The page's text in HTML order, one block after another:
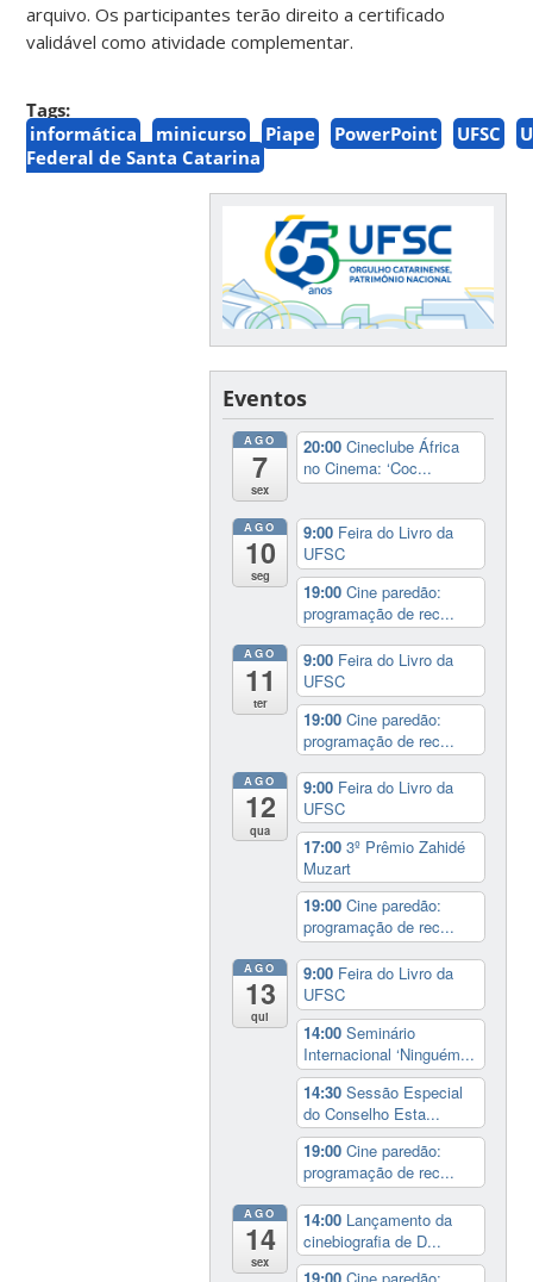
arquivo.Os participantes terão direito a certificado
validável como atividade complementar.
Tags:
informática
minicurso Piape PowerPoint UFSC
Federal de Santa Catarina
Eventos
AGO
7
sex
20:00Cineclube África
no Cinema: ‘Coc...
AGO
10
seg
9:00 Feira do Livro da
UFSC
19:00Cine paredão:
programação de rec...
AGO
11
ter
9:00 Feira do Livro da
UFSC
19:00Cine paredão:
programação de rec...
AGO
12
qua
9:00 Feira do Livro da
UFSC
17:003º Prêmio Zahidé
Muzart
19:00Cine paredão:
programação de rec...
AGO
13
qui
9:00 Feira do Livro da
UFSC
14:00Seminário
Internacional ‘Ninguém...
14:30Sessão Especial
do Conselho Esta...
19:00Cine paredão:
programação de rec...
AGO
14
sex
14:00 Lançamento da
cinebiografia de D...